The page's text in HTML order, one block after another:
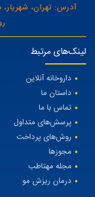
آدرس: تهران، شهریار،
لینک‌های مرتبط
داروخانه آنلاین
داستان ما
تماس با ما
پرسش‌های متداول
روش‌های پرداخت
مجوزها
مجله مهتاطب
درمان ریزش مو